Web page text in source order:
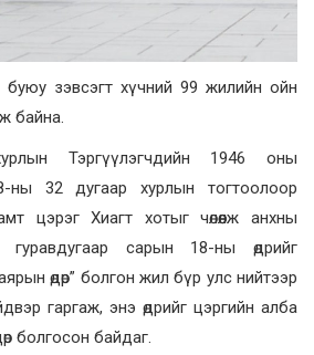
буюу зэвсэгт хүчний 99 жилийн ойн
байна.
Тэргүүлэгчдийн 1946 оны
ны 32 дугаар хурлын тогтоолоор
цэрэг Хиагт хотыг чөлөөлж анхны
гуравдугаар сарын 18-ны өдрийг
өдөр” болгон жил бүр улс нийтээр
гаргаж, энэ өдрийг цэргийн алба
болгосон байдаг.